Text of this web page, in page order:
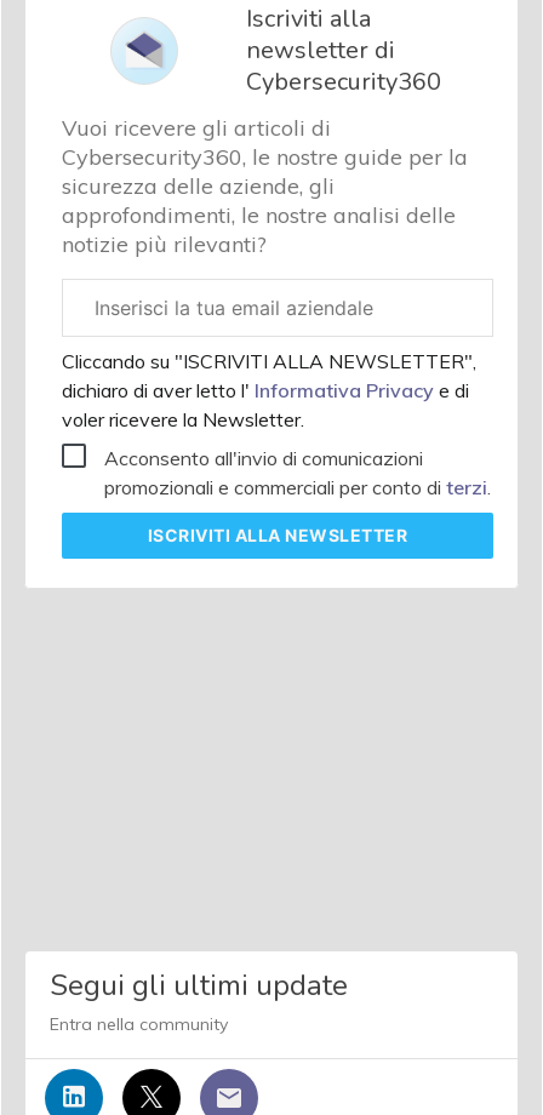
Iscriviti alla
newsletter di
Cybersecurity360
Vuoi ricevere gli articoli di
Cybersecurity360, le nostre guide per la
sicurezza delle aziende, gli
approfondimenti, le nostre analisi delle
notizie più rilevanti?
aziendale
Cliccando su "ISCRIVITI ALLA NEWSLETTER",
dichiaro di aver letto l' Informativa Privacy e di
voler ricevere la Newsletter.
Acconsento all'invio di comunicazioni
promozionali e commerciali per conto di terzi
ISCRIVITI ALLA NEWSLETTER
Segui gli ultimi update
Entra nella community